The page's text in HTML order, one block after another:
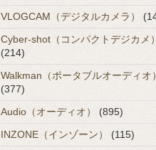
VLOGCAM（デジタルカメラ）
Cyber-shot（コンパクトデジカメ）
(214)
Walkman（ポータブルオーディオ）
(377)
Audio（オーディオ）
(895)
INZONE（インゾーン）
(115)